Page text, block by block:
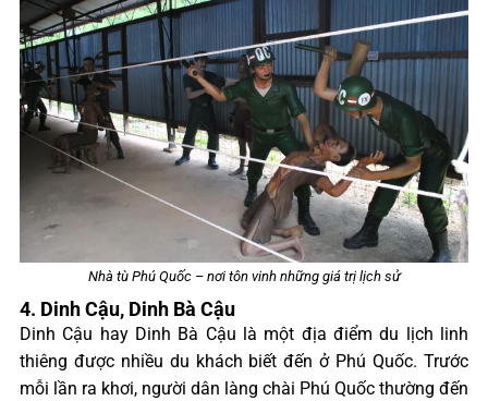
Nhà tù Phú Quốc – nơi tôn vinh những giá trị lịch sử
4. Dinh Cậu, Dinh Bà Cậu
Dinh Cậu hay Dinh Bà Cậu là một địa điểm du lịch linh
thiêng được nhiều du khách biết đến ở Phú Quốc. Trước
mỗi lần ra khơi, người dân làng chài Phú Quốc thường đến